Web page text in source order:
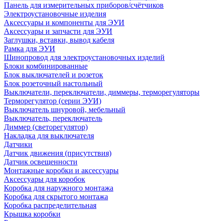
Панель для измерительных приборов/счётчиков
Электроустановочные изделия
Аксессуары и компоненты для ЭУИ
Аксессуары и запчасти для ЭУИ
Заглушки, вставки, вывод кабеля
Рамка для ЭУИ
Шинопровод для электроустановочных изделий
Блоки комбинированные
Блок выключателей и розеток
Блок розеточный настольный
Выключатели, переключатели, диммеры, терморегуляторы
Терморегулятор (серии ЭУИ)
Выключатель шнуровой, мебельный
Выключатель, переключатель
Диммер (светорегулятор)
Накладка для выключателя
Датчики
Датчик движения (присутствия)
Датчик освещенности
Монтажные коробки и аксессуары
Аксессуары для коробок
Коробка для наружного монтажа
Коробка для скрытого монтажа
Коробка распределительная
Крышка коробки